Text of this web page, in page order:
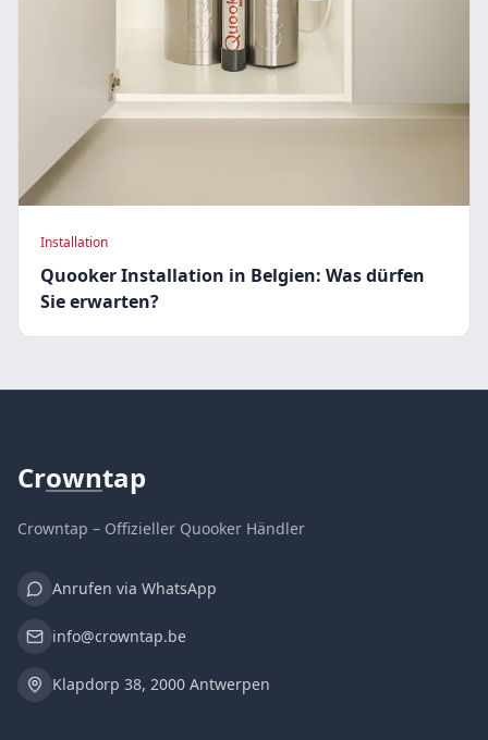
Installation
Quooker Installation in Belgien: Was dürfen
Sie erwarten?
Crowntap
Crowntap – Offizieller Quooker Händler
Anrufen via WhatsApp
info@crowntap.be
Klapdorp 38, 2000 Antwerpen